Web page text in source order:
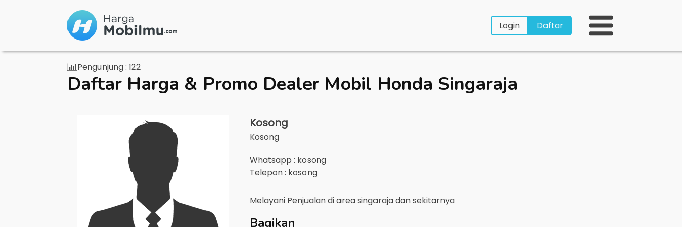
Login Daftar
Pengunjung : 122
Daftar Harga & Promo Dealer Mobil Honda Singaraja
Kosong
Kosong
Whatsapp : kosong
Telepon : kosong
Melayani Penjualan di areasingarajadan sekitarnya
Bagikan